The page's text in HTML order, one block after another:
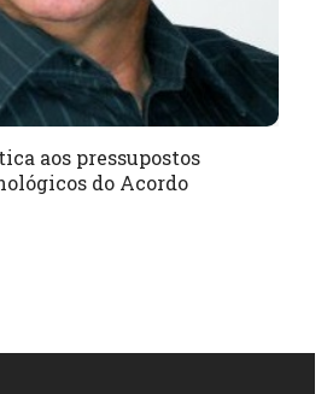
aos pressupostos
do Acordo